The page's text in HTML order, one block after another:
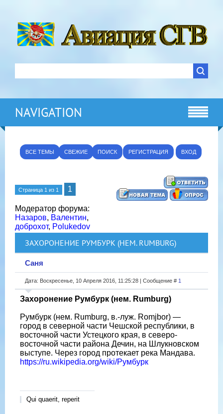
NAVIGATION
ВСЕ ТЕМЫ СВЕЖИЕ ПОИСК РЕГИСТРАЦИЯ ВХОД
Страница 1 из 1 1
Модератор форума:
Назаров, Валентин,
доброхот, Polukedov
ЗАХОРОНЕНИЕ РУМБУРК (НЕМ. RUMBURG)
Саня
Дата: Воскресенье, 10 Апреля 2016, 11:25:28 | Сообщение # 1
Захоронение Румбурк (нем. Rumburg)
Румбурк (нем. Rumburg, в.-луж. Romjbor) —
город в северной части Чешской республики, в
восточной части Устецкого края, в северо-
восточной части района Дечин, на Шлукновском
выступе. Через город протекает река Мандава.
https://ru.wikipedia.org/wiki/Румбурк
Qui quaerit, reperit